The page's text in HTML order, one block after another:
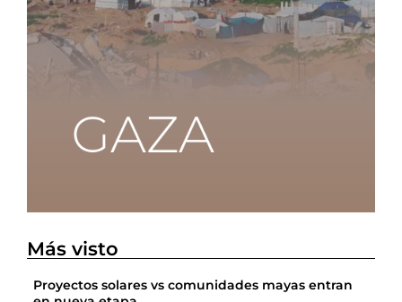
Más visto
Proyectos solares vs comunidades mayas entran